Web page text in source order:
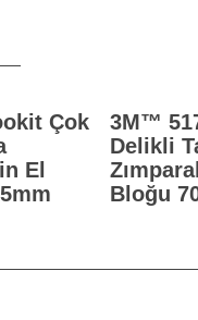
Çok
El
3M™
Delikli
Bloğu